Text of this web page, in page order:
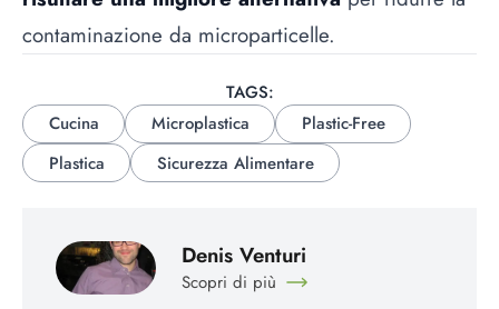
contaminazione da microparticelle.
TAGS:
Cucina
Microplastica
Plastic-Free
Plastica
Sicurezza Alimentare
Denis Venturi
Scopri di più